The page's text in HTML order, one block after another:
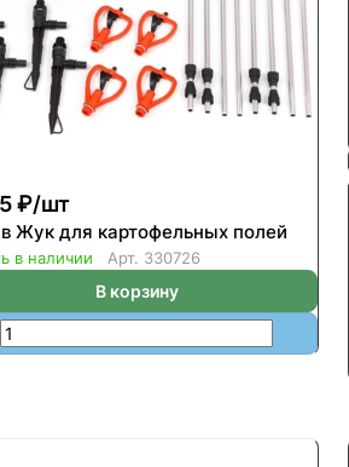
₽/шт
Жук для картофельных полей
в наличии Арт. 330726
В корзину